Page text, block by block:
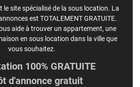
le site spécialisé de la sous location. La
est TOTALEMENT GRATUITE.
aide à trouver un appartement, une
en sous location dans la ville que
vous souhaitez.
100% GRATUITE
d'annonce gratuit